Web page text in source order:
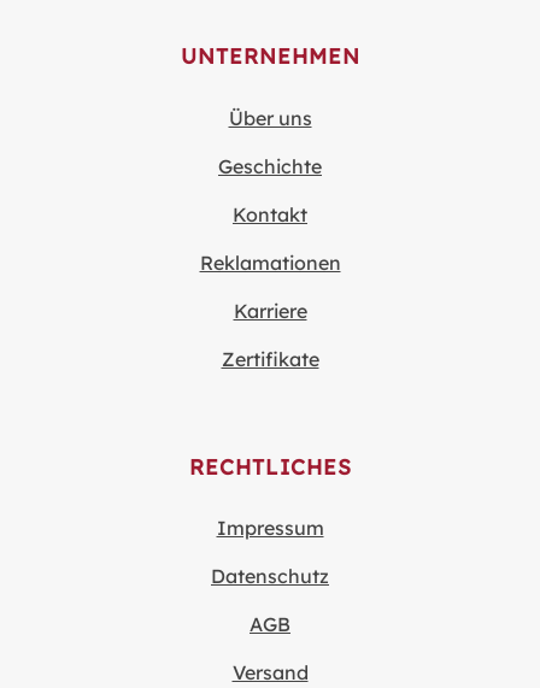
UNTERNEHMEN
Über uns
Geschichte
Kontakt
Reklamationen
Karriere
Zertifikate
RECHTLICHES
Impressum
Datenschutz
AGB
Versand